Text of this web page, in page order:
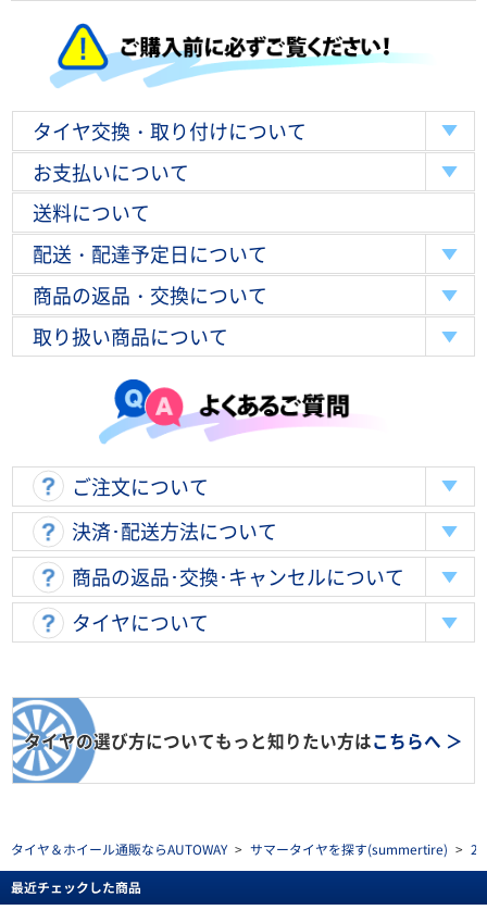
タイヤ交換・取り付けについて
お支払いについて
送料について
配送・配達予定日について
商品の返品・交換について
取り扱い商品について
ご注文について
決済･配送方法について
商品の返品･交換･キャンセルについて
タイヤについて
タイヤの選び方についてもっと知りたい方はこちらへ ＞
タイヤ＆ホイール通販ならAUTOWAY > サマータイヤを探す(summertire) >
最近チェックした商品